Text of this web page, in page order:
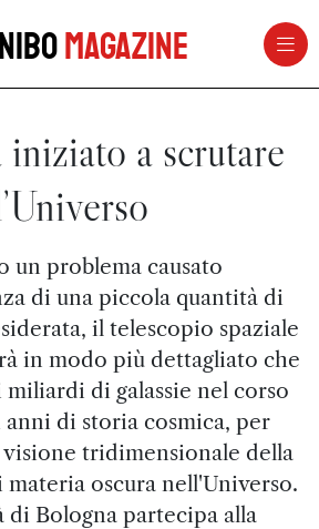
Magazine
a scrutare
un problema causato
di una piccola quantità di
il telescopio spaziale
in modo più dettagliato che
di galassie nel corso
di storia cosmica, per
visione tridimensionale della
oscura nell'Universo.
di Bologna partecipa alla